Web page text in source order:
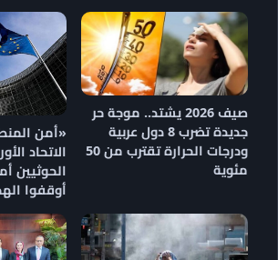
صيف 2026 يشتد.. موجة حر
جديدة تضرب 8 دول عربية
ودرجات الحرارة تقترب من 50
مئوية
«أمن
الاتحاد
الحوثيين
أوقفوا